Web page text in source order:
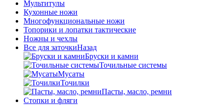
Мультитулы
Кухонные ножи
Многофункциональные ножи
Топорики и лопатки тактические
Ножны и чехлы
Все для заточкиНазад
Бруски и камни
Точильные системы
Мусаты
Точилки
Пасты, масло, ремни
Стопки и фляги